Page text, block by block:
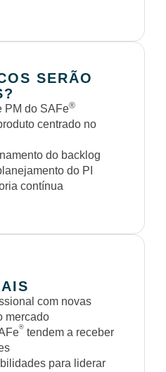
SERÃO
PM do SAFe®
centrado no
do backlog
do PI
contínua
com novas
mercado
® tendem a receber
para liderar